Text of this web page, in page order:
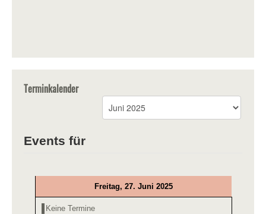
Terminkalender
Events für
Freitag, 27. Juni 2025
Keine Termine